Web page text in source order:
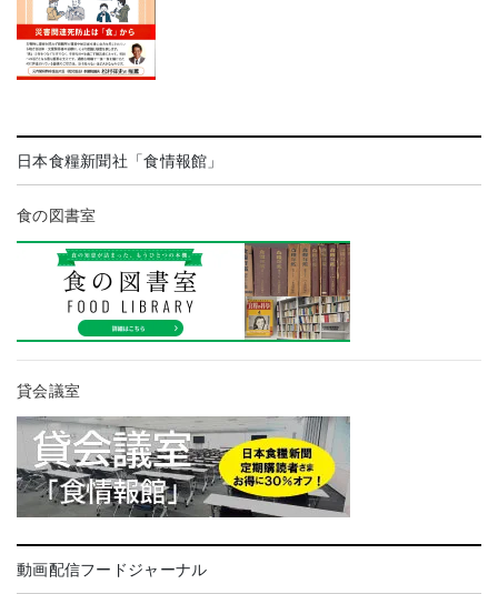
日本食糧新聞社「食情報館」
食の図書室
貸会議室
動画配信フードジャーナル